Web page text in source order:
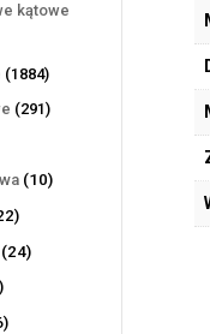
kątowe
18841884
produkty
291291
1010
22
produkty
2424
11
16